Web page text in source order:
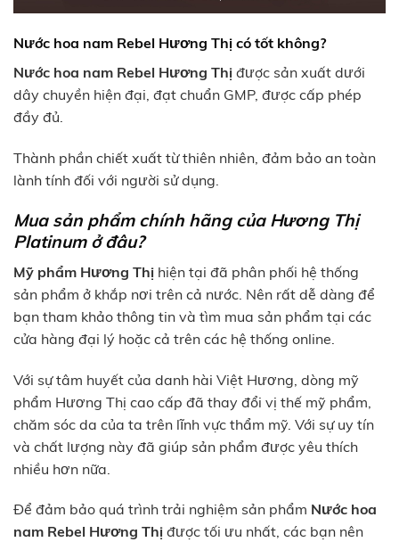
Nước hoa nam Rebel Hương Thị có tốt không?
Nước hoa nam Rebel Hương Thị được sản xuất dưới
dây chuyền hiện đại, đạt chuẩn GMP, được cấp phép
đầy đủ.
Thành phần chiết xuất từ thiên nhiên, đảm bảo an toàn
lành tính đối với người sử dụng.
Mua sản phẩm chính hãng của Hương Thị
Platinum ở đâu?
Mỹ phẩm Hương Thị hiện tại đã phân phối hệ thống
sản phẩm ở khắp nơi trên cả nước. Nên rất dễ dàng để
bạn tham khảo thông tin và tìm mua sản phẩm tại các
cửa hàng đại lý hoặc cả trên các hệ thống online.
Với sự tâm huyết của danh hài Việt Hương, dòng mỹ
phẩm Hương Thị cao cấp đã thay đổi vị thế mỹ phẩm,
chăm sóc da của ta trên lĩnh vực thẩm mỹ. Với sự uy tín
và chất lượng này đã giúp sản phẩm được yêu thích
nhiều hơn nữa.
Để đảm bảo quá trình trải nghiệm sản phẩm Nước hoa
nam Rebel Hương Thị được tối ưu nhất, các bạn nên